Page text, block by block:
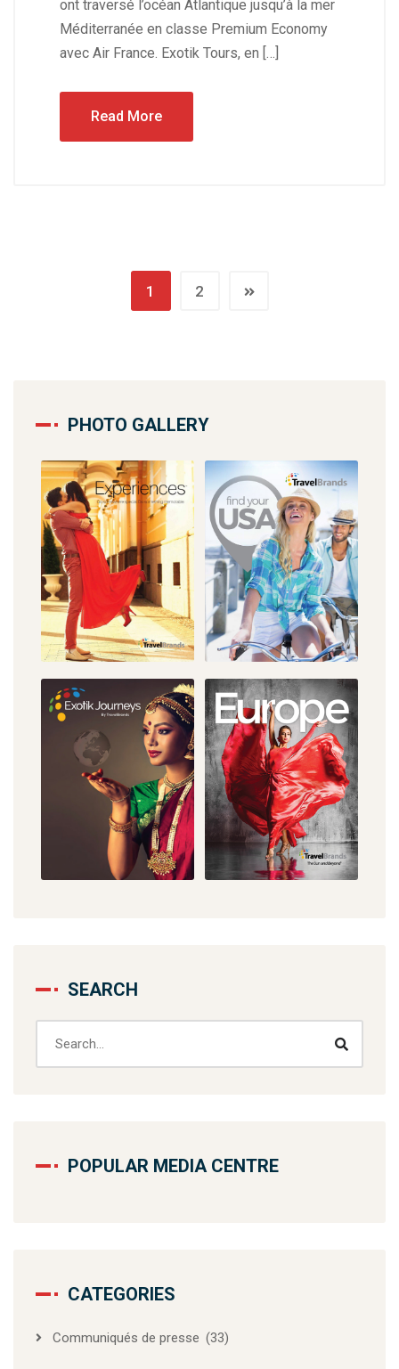
ont traversé l’océan Atlantique jusqu’à la mer
Méditerranée en classe Premium Economy
avec Air France. Exotik Tours, en […]
Read More
1 2
PHOTO GALLERY
SEARCH
POPULAR MEDIA CENTRE
CATEGORIES
Communiqués de presse (33)